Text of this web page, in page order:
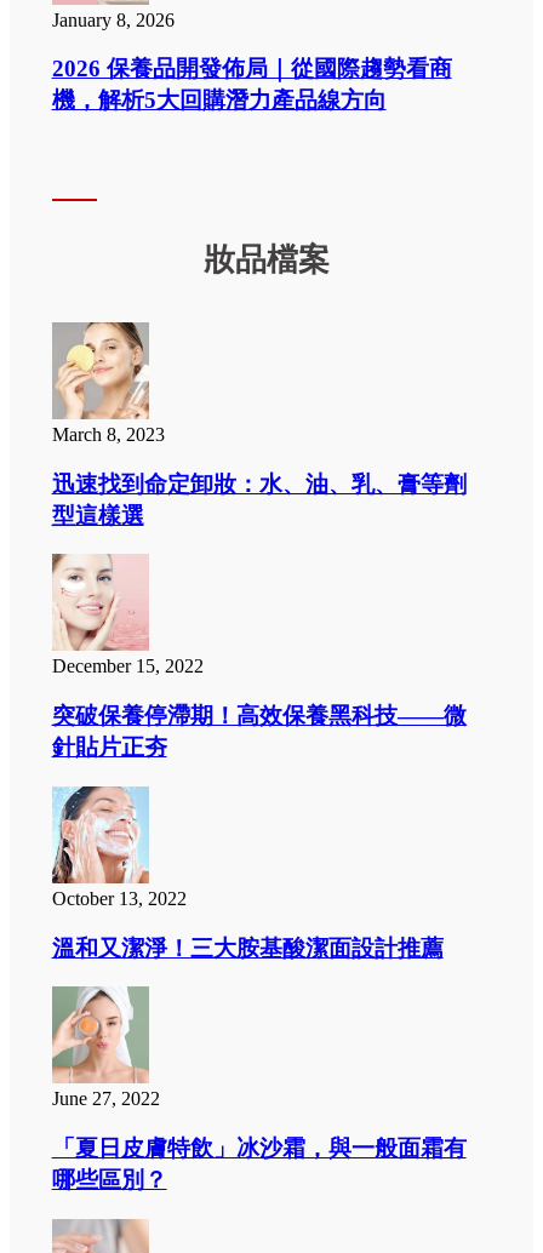
January 8, 2026
2026 保養品開發佈局｜從國際趨勢看商
機，解析5大回購潛力產品線方向
妝品檔案
March 8, 2023
迅速找到命定卸妝：水、油、乳、膏等劑
型這樣選
December 15, 2022
突破保養停滯期！高效保養黑科技——微
針貼片正夯
October 13, 2022
溫和又潔淨！三大胺基酸潔面設計推薦
June 27, 2022
「夏日皮膚特飲」冰沙霜，與一般面霜有
哪些區別？